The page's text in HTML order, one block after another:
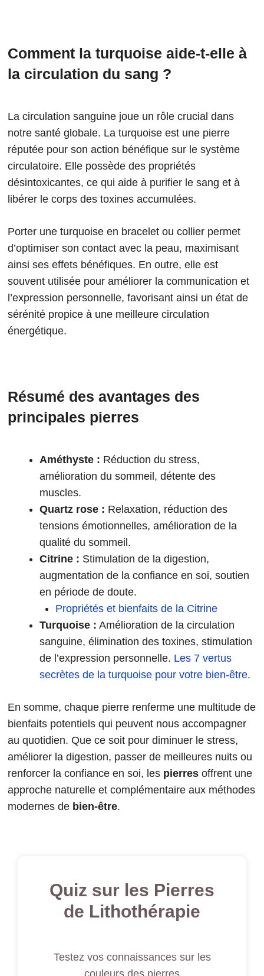
Comment la turquoise aide-t-elle à
la circulation du sang ?
La circulation sanguine joue un rôle crucial dans
notre santé globale. La turquoise est une pierre
réputée pour son action bénéfique sur le système
circulatoire. Elle possède des propriétés
désintoxicantes, ce qui aide à purifier le sang et à
libérer le corps des toxines accumulées.
Porter une turquoise en bracelet ou collier permet
d’optimiser son contact avec la peau, maximisant
ainsi ses effets bénéfiques. En outre, elle est
souvent utilisée pour améliorer la communication et
l’expression personnelle, favorisant ainsi un état de
sérénité propice à une meilleure circulation
énergétique.
Résumé des avantages des
principales pierres
Améthyste : Réduction du stress,
amélioration du sommeil, détente des
muscles.
Quartz rose : Relaxation, réduction des
tensions émotionnelles, amélioration de la
qualité du sommeil.
Citrine : Stimulation de la digestion,
augmentation de la confiance en soi, soutien
en période de doute.
Propriétés et bienfaits de la Citrine
Turquoise : Amélioration de la circulation
sanguine, élimination des toxines, stimulation
de l’expression personnelle. Les 7 vertus
secrètes de la turquoise pour votre bien-être.
En somme, chaque pierre renferme une multitude de
bienfaits potentiels qui peuvent nous accompagner
au quotidien. Que ce soit pour diminuer le stress,
améliorer la digestion, passer de meilleures nuits ou
renforcer la confiance en soi, les pierres offrent une
approche naturelle et complémentaire aux méthodes
modernes de bien-être.
Quiz sur les Pierres
de Lithothérapie
Testez vos connaissances sur les